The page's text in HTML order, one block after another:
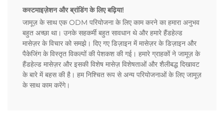
कस्टमाइज़ेशन और ब्रांडिंग के लिए बढ़िया!
जामूज़ के साथ एक ODM परियोजना के लिए काम करने का हमारा अनुभव
बहुत अच्छा था। उनके सहकर्मी बहुत सावधान थे और हमारे हैंडहेल्ड
मासेज़र के विचार को समझे। दिए गए डिज़ाइन में मासेज़र के डिज़ाइन और
पैकेजिंग के विस्तृत विकल्पों की पेशकश की गई। हमारे ग्राहकों ने जामूज़ के
हैंडहेल्ड मासेज़र और इसकी विशेष मासेज़ विशेषताओं और शैलीबद्ध दिखावट
के बारे में बहस की है। हम निश्चित रूप से अन्य परियोजनाओं के लिए जामूज़
के साथ काम करेंगे।